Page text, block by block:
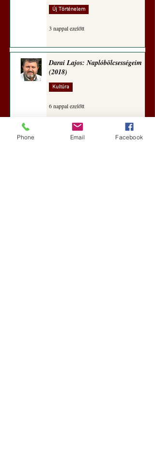
Új Történelem
3 nappal ezelőtt
Darai Lajos: Naplóbölcsességeim
(2018)
Kultúra
6 nappal ezelőtt
Phone Email Facebook